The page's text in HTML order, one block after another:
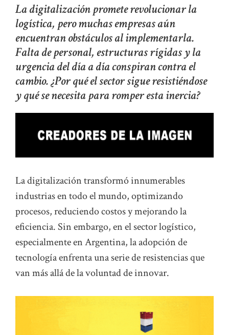
La digitalización promete revolucionar la
logística, pero muchas empresas aún
encuentran obstáculos al implementarla.
Falta de personal, estructuras rígidas y la
urgencia del día a día conspiran contra el
cambio. ¿Por qué el sector sigue resistiéndose
y qué se necesita para romper esta inercia?
La digitalización transformó innumerables
industrias en todo el mundo, optimizando
procesos, reduciendo costos y mejorando la
eficiencia. Sin embargo, en el sector logístico,
especialmente en Argentina, la adopción de
tecnología enfrenta una serie de resistencias que
van más allá de la voluntad de innovar.